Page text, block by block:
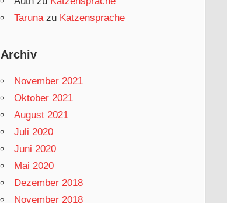
Tarunazu Katzensprache
Archiv
November 2021
Oktober 2021
August 2021
Juli 2020
Juni 2020
Mai 2020
Dezember 2018
November 2018